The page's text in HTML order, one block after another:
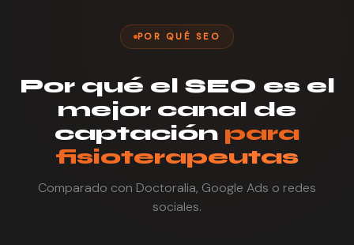
POR QUÉ SEO
Por qué el SEO es el
mejor canal de
captación para
fisioterapeutas
Comparado con Doctoralia, Google Ads o redes
sociales.